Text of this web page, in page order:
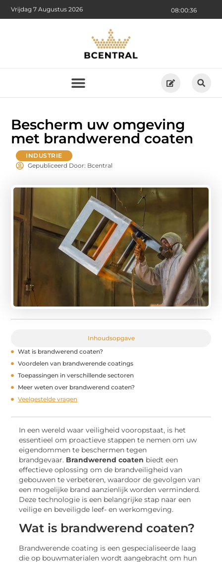
08:00:37
Vrijdag 7 Augustus 2026
Bescherm uw omgeving
met brandwerend coaten
INDUSTRIE
Gepubliceerd Door: Bcentral
Inhoudsopgave
Wat is brandwerend coaten?
Voordelen van brandwerende coatings
Toepassingen in verschillende sectoren
Meer weten over brandwerend coaten?
Veelgestelde vragen
In een wereld waar veiligheid vooropstaat, is het
essentieel om proactieve stappen te nemen om uw
eigendommen te beschermen tegen
brandgevaar. Brandwerend coaten biedt een
effectieve oplossing om de brandveiligheid van
gebouwen te verbeteren, waardoor de gevolgen van
een mogelijke brand aanzienlijk worden verminderd.
Deze technologie is een belangrijke stap naar een
veilige en beveiligde leef- en werkomgeving.
Wat is brandwerend coaten?
Brandwerende coating is een gespecialiseerde laag
die op bouwmaterialen wordt aangebracht om hun